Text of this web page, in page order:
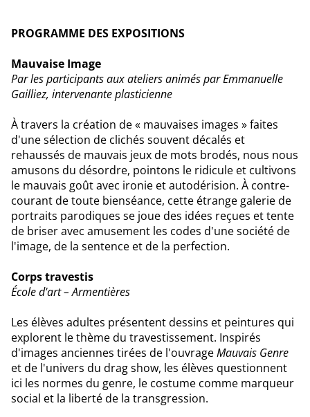
PROGRAMME DES EXPOSITIONS
Mauvaise Image
Par les participants aux ateliers animés par Emmanuelle
Gailliez, intervenante plasticienne
À travers la création de « mauvaises images » faites
d'une sélection de clichés souvent décalés et
rehaussés de mauvais jeux de mots brodés, nous nous
amusons du désordre, pointons le ridicule et cultivons
le mauvais goût avec ironie et autodérision. À contre-
courant de toute bienséance, cette étrange galerie de
portraits parodiques se joue des idées reçues et tente
de briser avec amusement les codes d'une société de
l'image, de la sentence et de la perfection.
Corps travestis
École d'art – Armentières
Les élèves adultes présentent dessins et peintures qui
explorent le thème du travestissement. Inspirés
d'images anciennes tirées de l'ouvrageMauvais Genre
et de l'univers du drag show, les élèves questionnent
ici les normes du genre, le costume comme marqueur
social et la liberté de la transgression.